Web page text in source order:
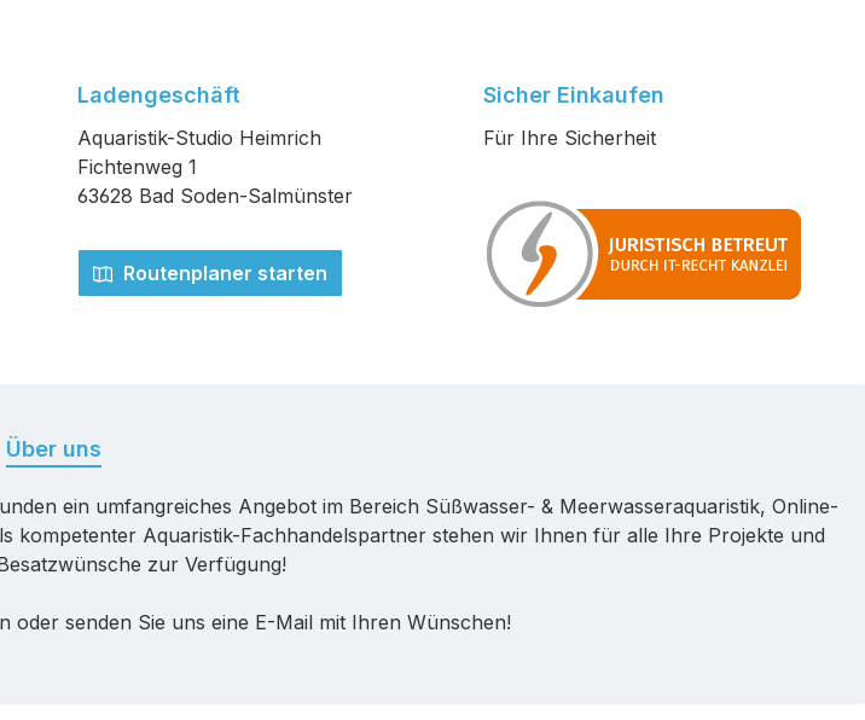
Ladengeschäft
Aquaristik-Studio Heimrich
Fichtenweg 1
63628 Bad Soden-Salmünster
Routenplaner starten
Sicher Einkaufen
Für Ihre Sicherheit
Über uns
ein umfangreiches Angebot im Bereich Süßwasser- & Meerwasseraquaristik, Online-
Aquaristik-Fachhandelspartner stehen wir Ihnen für alle Ihre Projekte und
zur Verfügung!
oder senden Sie uns eine E-Mail mit Ihren Wünschen!